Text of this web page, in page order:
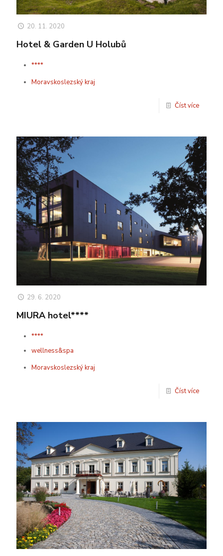
20. 11. 2020
Hotel & Garden U Holubů
****
Moravskoslezský kraj
Číst více
29. 6. 2020
MIURA hotel****
****
wellness&spa
Moravskoslezský kraj
Číst více